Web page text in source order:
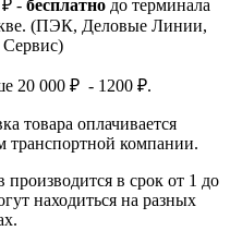
- бесплатно до терминала
(ПЭК, Деловые Линии,
20 000 ₽ - 1200 ₽.
товара оплачивается
транспортной компании.
производится в срок от 1 до
находиться на разных